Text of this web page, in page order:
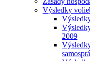
Výsledky
2009